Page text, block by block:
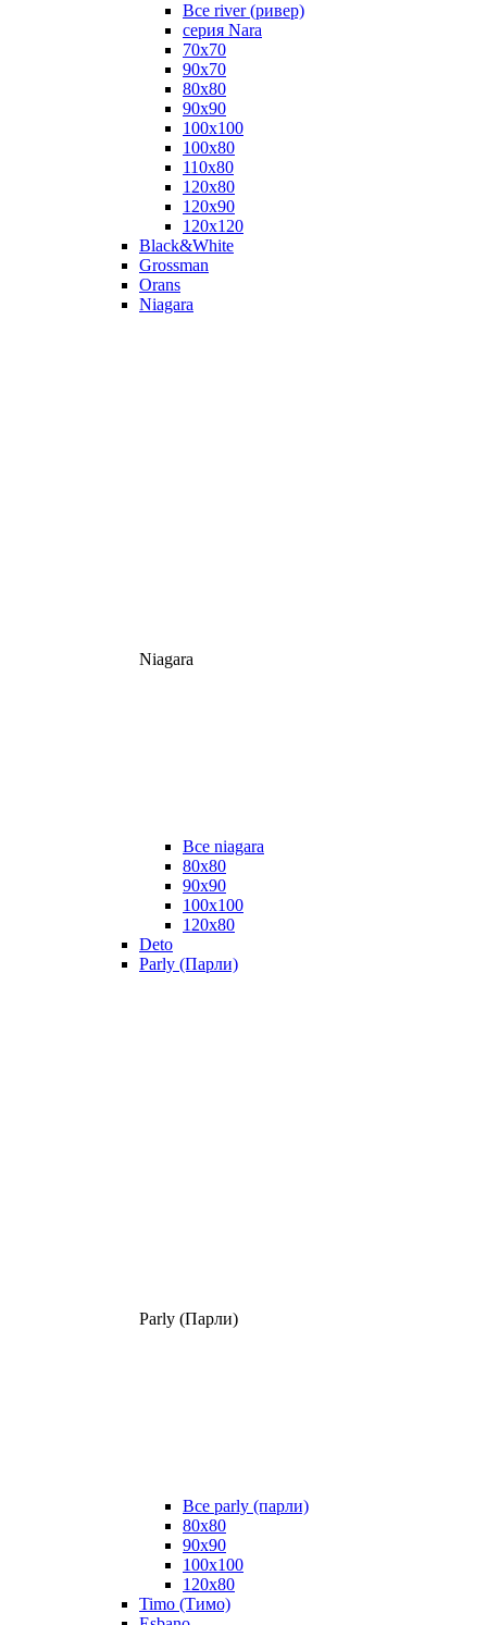
Все river (ривер)
серия Nara
70х70
90х70
80x80
90x90
100x100
100х80
110х80
120x80
120х90
120х120
Black&White
Grossman
Orans
Niagara
Niagara
Все niagara
80x80
90x90
100x100
120x80
Deto
Parly (Парли)
Parly (Парли)
Все parly (парли)
80x80
90x90
100x100
120x80
Timo (Тимо)